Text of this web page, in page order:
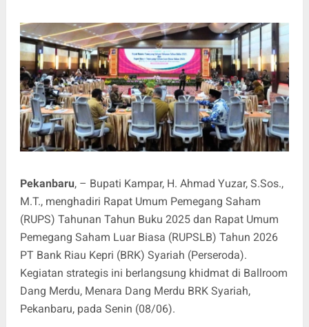
Pekanbaru, – Bupati Kampar, H. Ahmad Yuzar, S.Sos.,
M.T., menghadiri Rapat Umum Pemegang Saham
(RUPS) Tahunan Tahun Buku 2025 dan Rapat Umum
Pemegang Saham Luar Biasa (RUPSLB) Tahun 2026
PT Bank Riau Kepri (BRK) Syariah (Perseroda).
Kegiatan strategis ini berlangsung khidmat di Ballroom
Dang Merdu, Menara Dang Merdu BRK Syariah,
Pekanbaru, pada Senin (08/06).